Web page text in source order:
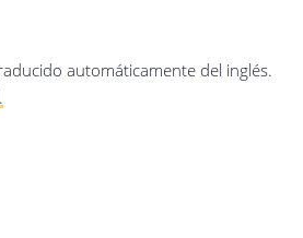
automáticamente del inglés.